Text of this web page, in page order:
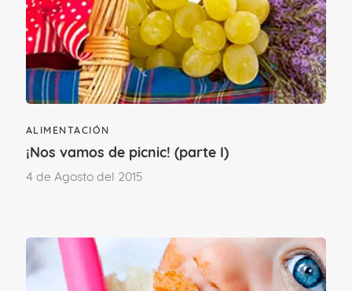
jamón en dulce o carne bien picada),
pescado o incluso verduras, para que el
plato sea completo.
ALIMENTACIÓN
¡Nos vamos de picnic! (parte I)
4 de Agosto del 2015